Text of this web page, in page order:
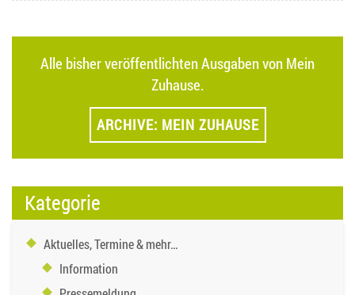
Alle bisher veröffentlichten Ausgaben von Mein
Zuhause.
ARCHIVE: MEIN ZUHAUSE
Kategorie
Aktuelles, Termine & mehr…
Information